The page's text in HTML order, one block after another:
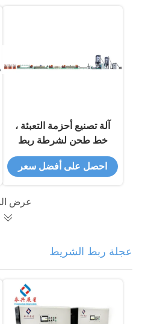
آلة تصنيع أحزمة التعبئة ،
خط طحن لشرطة ربط
PET ذات المسمار الواحد
احصل على أفضل سعر
عرض
عجلة ربط الشريط